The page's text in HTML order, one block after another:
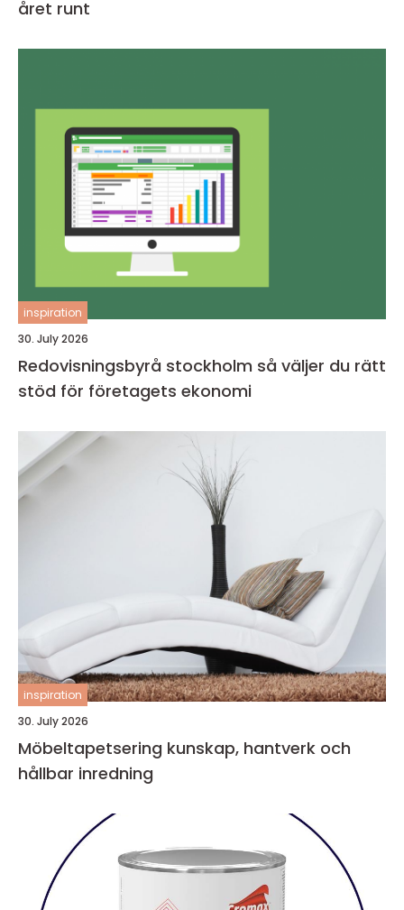
året runt
inspiration
30. July 2026
Redovisningsbyrå stockholm så väljer du rätt
stöd för företagets ekonomi
inspiration
30. July 2026
Möbeltapetsering kunskap, hantverk och
hållbar inredning